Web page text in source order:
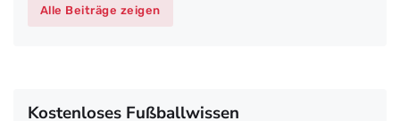
Alle Beiträge zeigen
Kostenloses Fußballwissen